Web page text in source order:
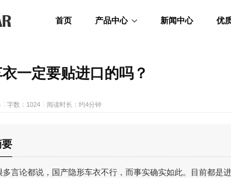
首页 产品中心 新闻中心 优
一定要贴进口的吗？
字数：1024 阅读时长：约4分钟
多言论都说，国产隐形车衣不行，而事实确实如此。目前都是